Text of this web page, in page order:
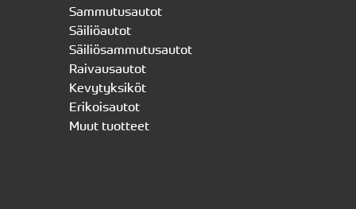
Sammutusautot
Säiliöautot
Säiliösammutusautot
Raivausautot
Kevytyksiköt
Erikoisautot
Muut tuotteet